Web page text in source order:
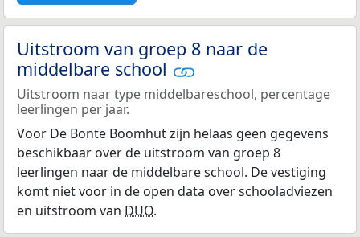
Uitstroom van groep 8 naar de
middelbare school
Uitstroom naar type middelbareschool, percentage
leerlingen per jaar.
Voor De Bonte Boomhut zijn helaas geen gegevens
beschikbaar over de uitstroom van groep 8
leerlingen naar de middelbare school. De vestiging
komt niet voor in de open data over schooladviezen
en uitstroom van DUO.